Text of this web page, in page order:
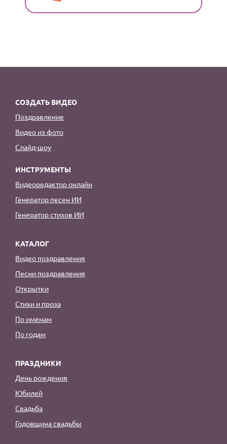
СОЗДАТЬ ВИДЕО
Поздравление
Видео из фото
Слайд-шоу
ИНСТРУМЕНТЫ
Видеоредактор онлайн
Генератор песен ИИ
Генератор стихов ИИ
КАТАЛОГ
Видео поздравления
Песни поздравления
Открытки
Стихи и проза
По именам
По годам
ПРАЗДНИКИ
День рождения
Юбилей
Свадьба
Годовщина свадьбы